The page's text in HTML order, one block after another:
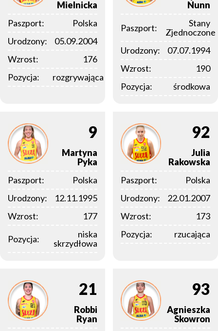
Mielnicka
Paszport:
Polska
Urodzony:
05.09.2004
Wzrost:
176
Pozycja:
rozgrywająca
Nunn
Paszport:
Stany
Zjednoczone
Urodzony:
07.07.1994
Wzrost:
190
Pozycja:
środkowa
9
Martyna
Pyka
Paszport:
Polska
Urodzony:
12.11.1995
Wzrost:
177
Pozycja:
niska
skrzydłowa
92
Julia
Rakowska
Paszport:
Polska
Urodzony:
22.01.2007
Wzrost:
173
Pozycja:
rzucająca
21
Robbi
Ryan
93
Agnieszka
Skowron